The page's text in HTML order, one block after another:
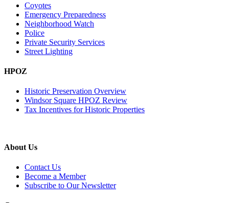
Coyotes
Emergency Preparedness
Neighborhood Watch
Police
Private Security Services
Street Lighting
HPOZ
Historic Preservation Overview
Windsor Square HPOZ Review
Tax Incentives for Historic Properties
About Us
Contact Us
Become a Member
Subscribe to Our Newsletter